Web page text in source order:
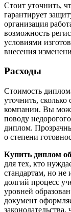
Стоит уточнить,
гарантирует
организация
возможность
условиями
внесения
Расходы
Стоимость
уточнить,
компании. Вы
поводу
диплом.
о степени
Купить диплом
для тех, кто
стандартам, но не
долгий процесс
уровней
документ